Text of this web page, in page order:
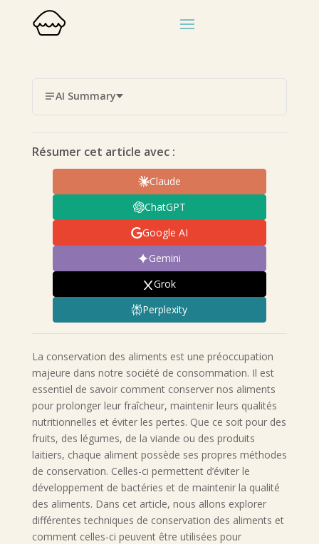
AI Summary
Résumer cet article avec :
Claude
ChatGPT
Google AI
Gemini
Grok
Perplexity
La conservation des aliments est une préoccupation
majeure dans notre société de consommation. Il est
essentiel de savoir comment conserver nos aliments
pour prolonger leur fraîcheur, maintenir leurs qualités
nutritionnelles et éviter les pertes. Que ce soit pour des
fruits, des légumes, de la viande ou des produits
laitiers, chaque aliment possède ses propres méthodes
de conservation. Celles-ci permettent d’éviter le
développement de bactéries et de maintenir la qualité
des aliments. Dans cet article, nous allons explorer
différentes techniques de conservation des aliments et
comment celles-ci peuvent être utilisées pour